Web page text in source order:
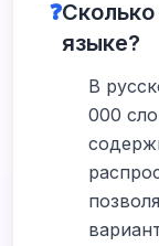
❓
языке?
В
000